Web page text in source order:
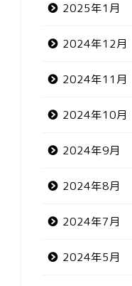
2025年1月
2024年12月
2024年11月
2024年10月
2024年9月
2024年8月
2024年7月
2024年5月